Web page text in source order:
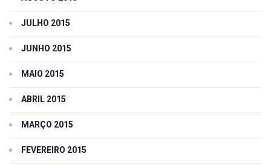
JULHO 2015
JUNHO 2015
MAIO 2015
ABRIL 2015
MARÇO 2015
FEVEREIRO 2015